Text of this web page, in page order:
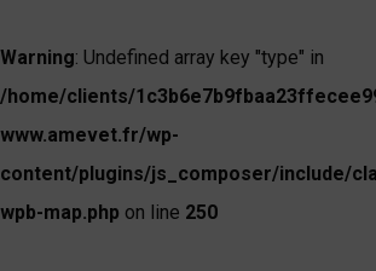
Warning: Undefined array key "type" in
/home/clients/
www.amevet.fr/wp-
content/plugins/js_composer/include/
wpb-map.php on line 250